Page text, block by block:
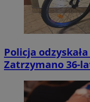
Policja
Zatrzymano 36-